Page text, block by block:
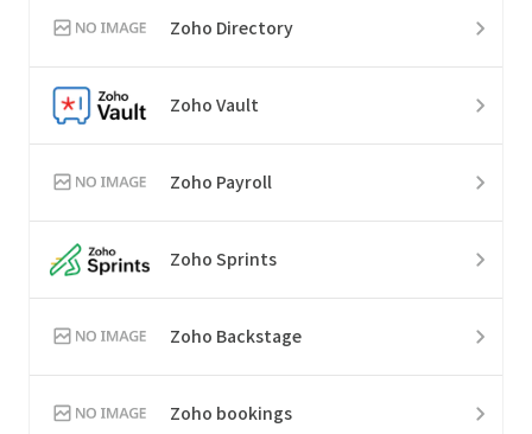
Zoho Directory
Zoho Vault
Zoho Payroll
Zoho Sprints
Zoho Backstage
Zoho bookings